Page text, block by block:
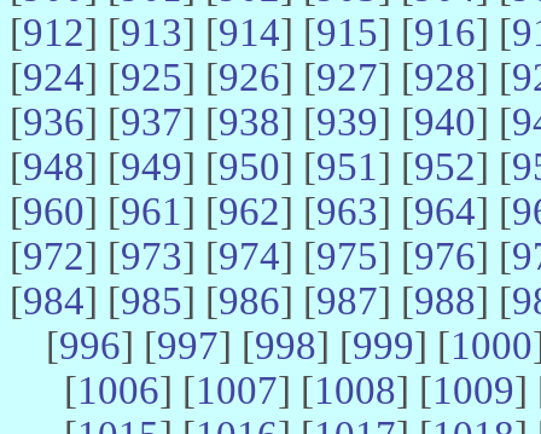
[912] [913] [914] [915] [916] [
[924] [925] [926] [927] [928] [
[936] [937] [938] [939] [940] [
[948] [949] [950] [951] [952] [
[960] [961] [962] [963] [964] [
[972] [973] [974] [975] [976] [
[984] [985] [986] [987] [988] [
[996] [997] [998] [999] [1000
[1006] [1007] [1008] [1009]